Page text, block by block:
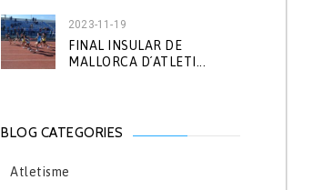
2023-11-19
FINAL INSULAR DE
MALLORCA D´ATLETI...
BLOG CATEGORIES
Atletisme